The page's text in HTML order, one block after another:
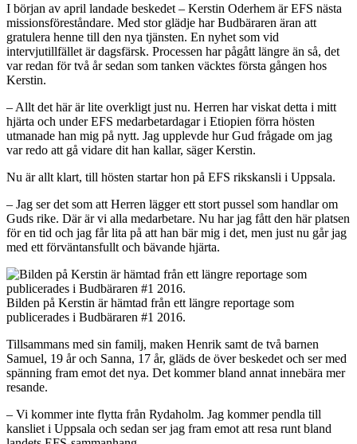
I början av april landade beskedet – Kerstin Oderhem är EFS nästa
missionsföreståndare. Med stor glädje har Budbäraren äran att
gratulera henne till den nya tjänsten. En nyhet som vid
intervjutillfället är dagsfärsk. Processen har pågått längre än så, det
var redan för två år sedan som tanken väcktes första gången hos
Kerstin.
– Allt det här är lite overkligt just nu. Herren har viskat detta i mitt
hjärta och under EFS medarbetardagar i Etiopien förra hösten
utmanade han mig på nytt. Jag upplevde hur Gud frågade om jag
var redo att gå vidare dit han kallar, säger Kerstin.
Nu är allt klart, till hösten startar hon på EFS rikskansli i Uppsala.
– Jag ser det som att Herren lägger ett stort pussel som handlar om
Guds rike. Där är vi alla medarbetare. Nu har jag fått den här platsen
för en tid och jag får lita på att han bär mig i det, men just nu går jag
med ett förväntansfullt och bävande hjärta.
Bilden på Kerstin är hämtad från ett längre reportage som
publicerades i Budbäraren #1 2016.
Tillsammans med sin familj, maken Henrik samt de två barnen
Samuel, 19 år och Sanna, 17 år, gläds de över beskedet och ser med
spänning fram emot det nya. Det kommer bland annat innebära mer
resande.
– Vi kommer inte flytta från Rydaholm. Jag kommer pendla till
kansliet i Uppsala och sedan ser jag fram emot att resa runt bland